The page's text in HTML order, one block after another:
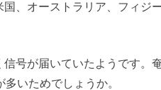
、オーストラリア、フィジ
号が届いていたようです。
いためでしょうか。